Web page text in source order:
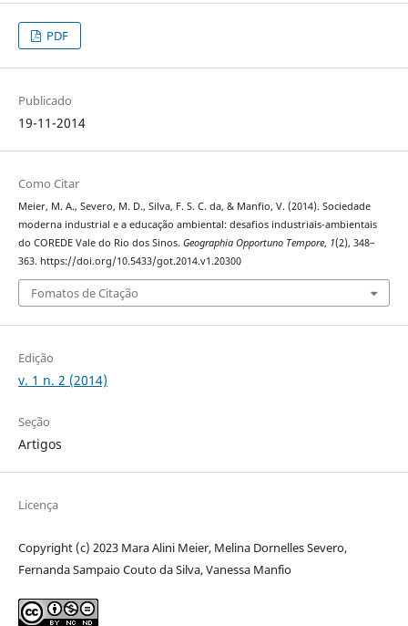
PDF
Publicado
19-11-2014
Como Citar
Meier, M. A., Severo, M. D., Silva, F. S. C. da, & Manfio, V. (2014). Sociedade
moderna industrial e a educação ambiental: desafios industriais-ambientais
do COREDE Vale do Rio dos Sinos. Geographia Opportuno Tempore, 1(2), 348–
363. https://doi.org/10.5433/got.2014.v1.20300
Fomatos de Citação
Edição
v. 1 n. 2 (2014)
Seção
Artigos
Licença
Copyright (c) 2023 Mara Alini Meier, Melina Dornelles Severo,
Fernanda Sampaio Couto da Silva, Vanessa Manfio